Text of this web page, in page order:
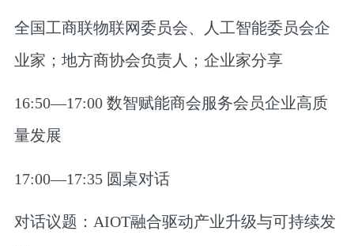
全国工商联物联网委员会、人工智能委员会企
业家；地方商协会负责人；企业家分享
16:50—17:00 数智赋能商会服务会员企业高质
量发展
17:00—17:35 圆桌对话
对话议题：AIOT融合驱动产业升级与可持续发